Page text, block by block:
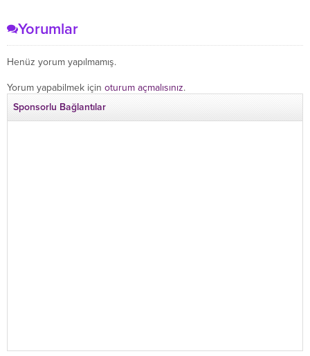
Yorumlar
Henüz yorum yapılmamış.
Yorum yapabilmek için oturum açmalısınız.
Sponsorlu Bağlantılar